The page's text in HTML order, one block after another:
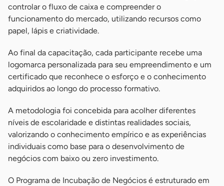
controlar o fluxo de caixa e compreender o
funcionamento do mercado, utilizando recursos como
papel, lápis e criatividade.
Ao final da capacitação, cada participante recebe uma
logomarca personalizada para seu empreendimento e um
certificado que reconhece o esforço e o conhecimento
adquiridos ao longo do processo formativo.
A metodologia foi concebida para acolher diferentes
níveis de escolaridade e distintas realidades sociais,
valorizando o conhecimento empírico e as experiências
individuais como base para o desenvolvimento de
negócios com baixo ou zero investimento.
O Programa de Incubação de Negócios é estruturado em